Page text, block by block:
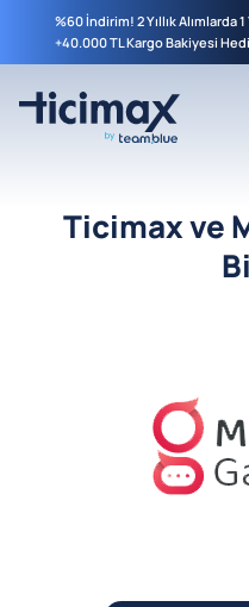
%60 İndirim! 2 Yıllık Alımlarda 1
+40.000 TL Kargo Bakiyesi
Ticimax ve